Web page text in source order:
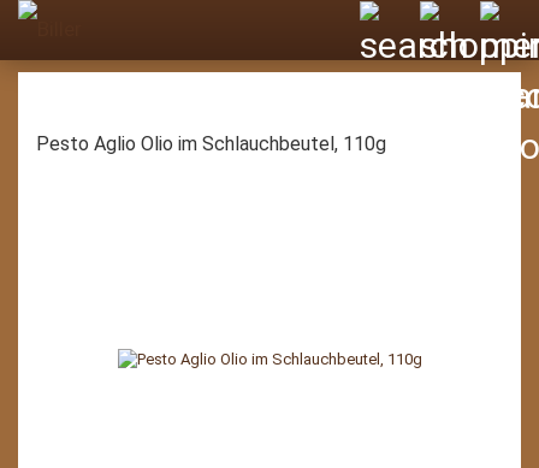
Pesto Aglio Olio im Schlauchbeutel, 110g